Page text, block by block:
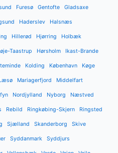
Furesø Gentofte Gladsaxe
Haderslev Halsnæs
Hillerød Hjørring Holbæk
Taastrup Hørsholm Ikast-Brande
Kolding København Køge
Mariagerfjord Middelfart
Nordjylland Nyborg Næstved
Rebild Ringkøbing-Skjern Ringsted
Sjælland Skanderborg Skive
Syddanmark Syddjurs